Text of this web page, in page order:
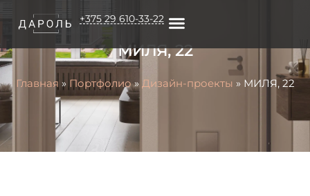
+375 29 610-33-22
МИЛЯ, 22
Главная » Портфолио» Дизайн-проекты » МИЛЯ, 22